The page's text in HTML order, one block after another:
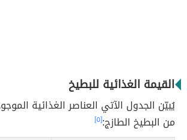
القيمة الغذائية للبطيخ
من البطيخ الطازج:[٥]